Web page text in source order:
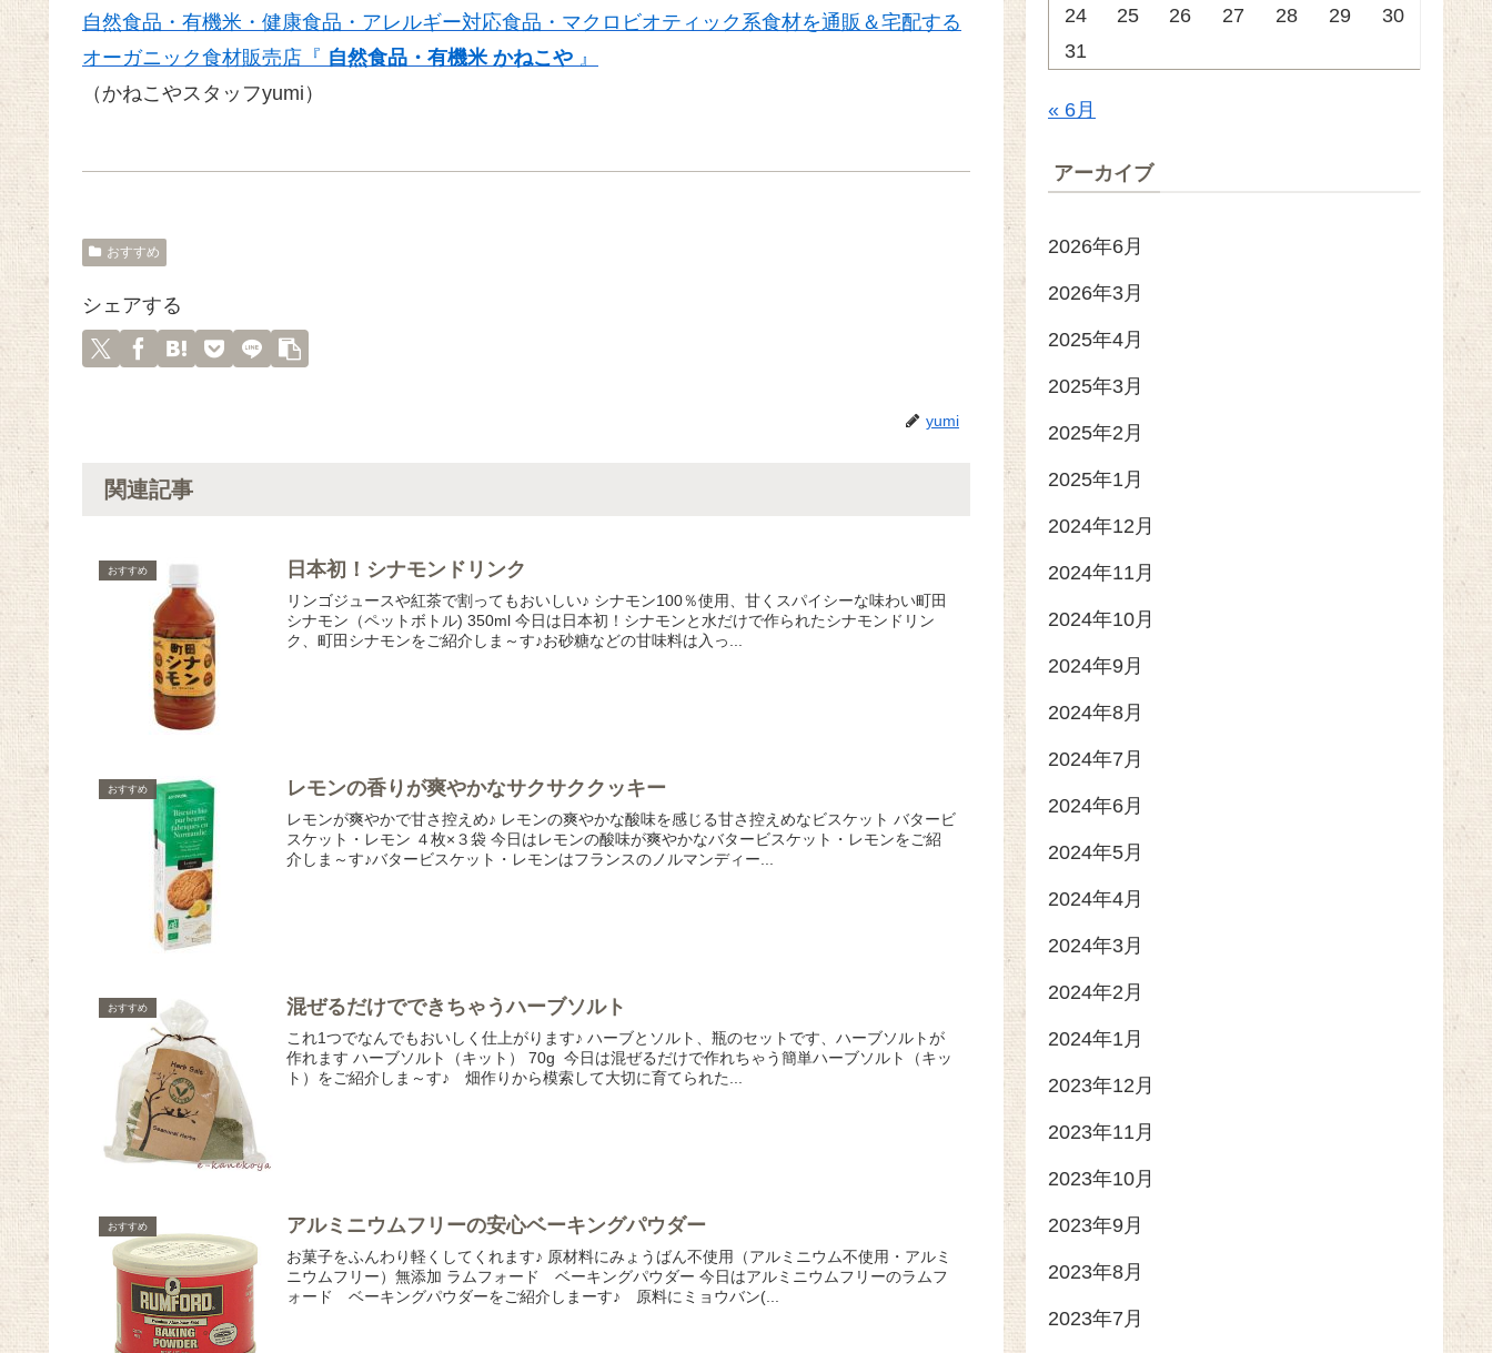
自然食品・有機米・健康食品・アレルギー対応食品・マクロビオティック系食材を通販＆宅配する
オーガニック食材販売店『 自然食品・有機米 かねこや 』
（かねこやスタッフyumi）
おすすめ
シェアする
yumi
関連記事
おすすめ 日本初！シナモンドリンク
リンゴジュースや紅茶で割ってもおいしい♪ シナモン100％使用、甘くスパイシーな味わい町田
シナモン（ペットボトル) 350ml 今日は日本初！シナモンと水だけで作られたシナモンドリン
ク、町田シナモンをご紹介しま～す♪お砂糖などの甘味料は入っ...
おすすめ レモンの香りが爽やかなサクサククッキー
レモンが爽やかで甘さ控えめ♪ レモンの爽やかな酸味を感じる甘さ控えめなビスケット バタービ
スケット・レモン ４枚×３袋 今日はレモンの酸味が爽やかなバタービスケット・レモンをご紹
介しま～す♪バタービスケット・レモンはフランスのノルマンディー...
おすすめ 混ぜるだけでできちゃうハーブソルト
これ1つでなんでもおいしく仕上がります♪ ハーブとソルト、瓶のセットです、ハーブソルトが
作れます ハーブソルト（キット） 70g 今日は混ぜるだけで作れちゃう簡単ハーブソルト（キッ
ト）をご紹介しま～す♪ 畑作りから模索して大切に育てられた...
おすすめ アルミニウムフリーの安心ベーキングパウダー
お菓子をふんわり軽くしてくれます♪ 原材料にみょうばん不使用（アルミニウム不使用・アルミ
ニウムフリー）無添加 ラムフォード ベーキングパウダー 今日はアルミニウムフリーのラムフ
ォード ベーキングパウダーをご紹介しまーす♪ 原料にミョウバン(...
24
25 26 27 28 29
30
31
« 6月
アーカイブ
2026年6月
2026年3月
2025年4月
2025年3月
2025年2月
2025年1月
2024年12月
2024年11月
2024年10月
2024年9月
2024年8月
2024年7月
2024年6月
2024年5月
2024年4月
2024年3月
2024年2月
2024年1月
2023年12月
2023年11月
2023年10月
2023年9月
2023年8月
2023年7月